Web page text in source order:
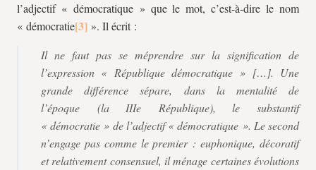
l’adjectif « démocratique » que le mot, c’est-à-dire le nom
« démocratie
». Il écrit :
Il ne faut pas se méprendre sur la signification de
l’expression « République démocratique » […]. Une
grande différence sépare, dans la mentalité de
l’époque (la IIIe République), le substantif
« démocratie » de l’adjectif « démocratique ». Le second
n’engage pas comme le premier : euphonique, décoratif
et relativement consensuel, il ménage certaines évolutions